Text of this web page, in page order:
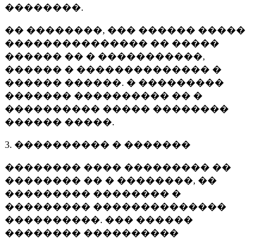
��������.
�� ��������, ��� ������ �����
��������������� �� �����
������ �� � �����������,
������ � �������������� �
������ ������. � ���������
������� ���������� �� �
���������� ����� ��������
������ �����.
3. ���������� � �������
�������� ���� ��������� ��
�������� �� � ��������, ��
��������� �������� �
��������� ��������������
����������. ��� ������
�������� ����������